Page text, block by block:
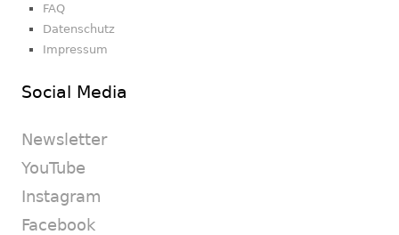
FAQ
Datenschutz
Impressum
Social Media
Newsletter
YouTube
Instagram
Facebook